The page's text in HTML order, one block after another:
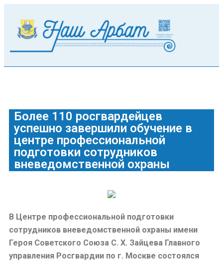
Более 110 росгвардейцев
успешно завершили обучение в
центре профессиональной
подготовки сотрудников
вневедомственной охраны
В Центре профессиональной подготовки
сотрудников вневедомственной охраны имени
Героя Советского Союза С. Х. Зайцева Главного
управления Росгвардии по г. Москве состоялся